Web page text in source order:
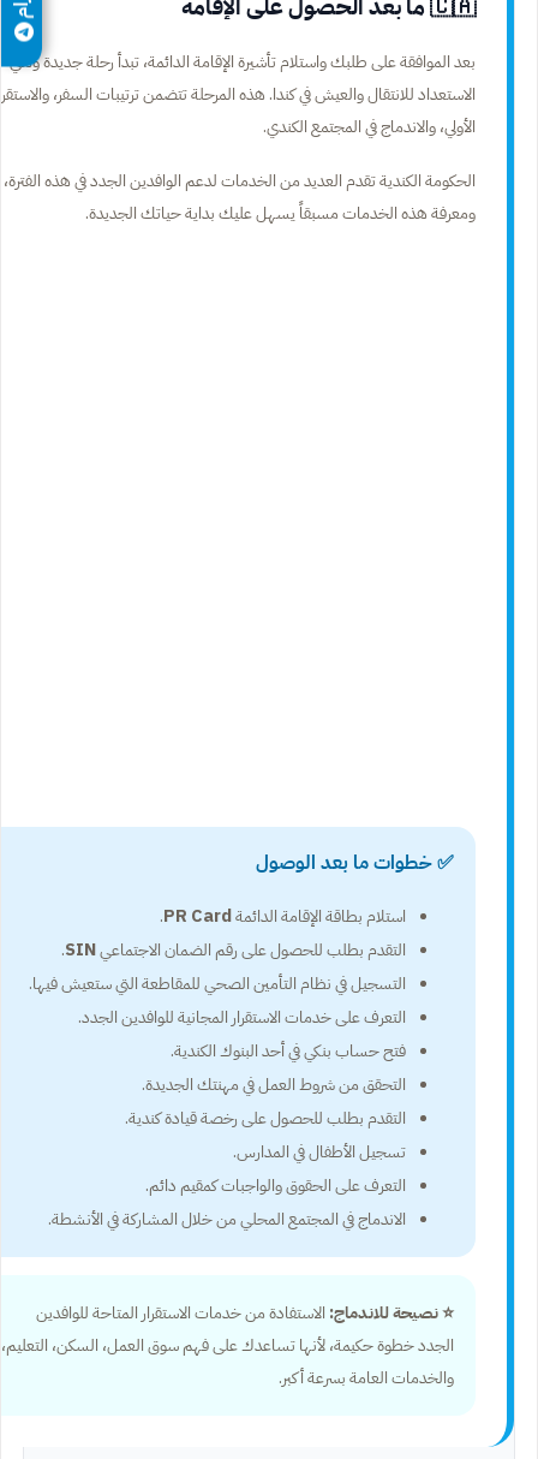
بعد الموافقة على طلبك واستلام تأشيرة الإقامة الدائمة، تبدأ رحلة جديدة وهي
الاستعداد للانتقال والعيش في كندا. هذه المرحلة تتضمن ترتيبات السفر،
الأولي، والاندماج في المجتمع الكندي.
الحكومة الكندية تقدم العديد من الخدمات لدعم الوافدين الجدد في هذه الفترة،
ومعرفة هذه الخدمات مسبقاً يسهل عليك بداية حياتك الجديدة.
✅ خطوات ما بعد الوصول
استلام بطاقة الإقامة الدائمةPR Card
.
التقدم بطلب للحصول على رقم الضمان الاجتماعيSIN
.
التسجيل في نظام التأمين الصحي للمقاطعة التي ستعيش فيها.
التعرف على خدمات الاستقرار المجانية للوافدين الجدد.
فتح حساب بنكي في أحد البنوك الكندية.
التحقق من شروط العمل في مهنتك الجديدة.
التقدم بطلب للحصول على رخصة قيادة كندية.
تسجيل الأطفال في المدارس.
التعرف على الحقوق والواجبات كمقيم دائم.
الاندماج في المجتمع المحلي من خلال المشاركة في الأنشطة.
⭐ نصيحة للاندماج: الاستفادة من خدمات الاستقرار المتاحة للوافدين
الجدد خطوة حكيمة، لأنها تساعدك على فهم سوق العمل، السكن، التعليم،
والخدمات العامة بسرعة أكبر.